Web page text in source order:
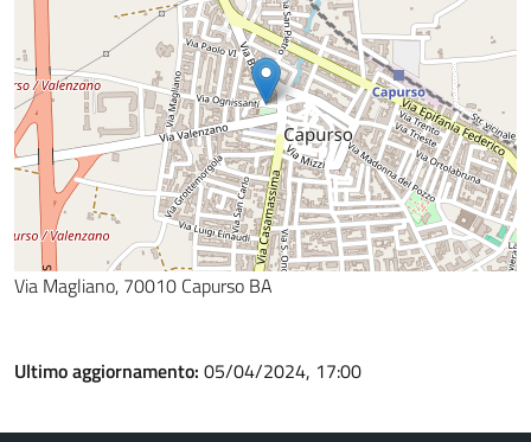
Via Magliano, 70010 Capurso BA
Ultimo aggiornamento: 05/04/2024, 17:00